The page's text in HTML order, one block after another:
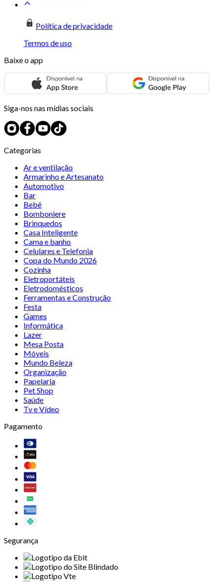
Política de privacidade
Termos de uso
Baixe o app
Siga-nos nas mídias sociais
Categorias
Ar e ventilação
Armarinho e Artesanato
Automotivo
Bar
Bebê
Bomboniere
Brinquedos
Casa Inteligente
Cama e banho
Celulares e Telefonia
Copa do Mundo 2026
Cozinha
Eletroportáteis
Eletrodomésticos
Ferramentas e Construção
Festa
Games
Informática
Lazer
Mesa Posta
Móveis
Mundo Beleza
Organização
Papelaria
Pet Shop
Saúde
Tv e Vídeo
Pagamento
Segurança